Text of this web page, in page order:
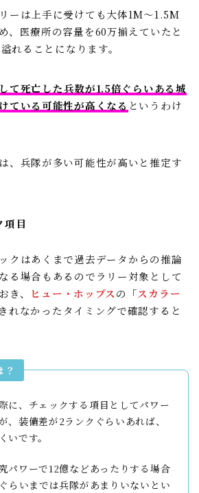
ーは上手に受けても大体1M～1.5M
、医療所の容量を60万揃えていたと
れることになります。
て死亡した兵数が1.5倍ぐらいある城
ている可能性が高くなる というわけ
、兵隊が多い可能性が高いと推定す
項目
クはあくまで過去データからの推論
る場合もあるのでラリー対象として
き、 ヒュー・ホップスの「スカラー
れなかったタイミングで確認すると
に、チェックする項目としてパワー
、装備差が2ランクぐらいあれば、
いです。
パワーで12億などあったりする場合
らいまでは兵隊があまりいないとい